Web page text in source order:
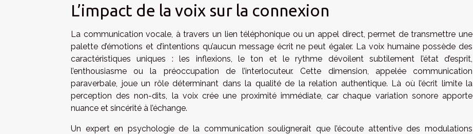
L’impact de la voix sur la connexion
La communication vocale, à travers un lien téléphonique ou un appel direct, permet de transmettre une
palette d’émotions et d’intentions qu’aucun message écrit ne peut égaler. La voix humaine possède des
caractéristiques uniques : les inflexions, le ton et le rythme dévoilent subtilement l’état d’esprit,
l’enthousiasme ou la préoccupation de l’interlocuteur. Cette dimension, appelée communication
paraverbale, joue un rôle déterminant dans la qualité de la relation authentique. Là où l’écrit limite la
perception des non-dits, la voix crée une proximité immédiate, car chaque variation sonore apporte
nuance et sincérité à l’échange.
Un expert en psychologie de la communication soulignerait que l’écoute attentive des modulations